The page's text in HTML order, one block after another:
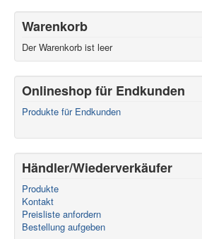
Warenkorb
Der Warenkorb ist leer
Onlineshop für Endkunden
Produkte für Endkunden
Händler/Wiederverkäufer
Produkte
Kontakt
Preisliste anfordern
Bestellung aufgeben